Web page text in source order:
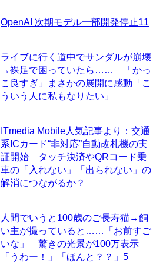
OpenAI 次期モデル一部開発停止11
ライブに行く道中でサンダルが崩壊
→裸足で困っていたら…… 「かっ
こ良すぎ」まさかの展開に感動「こ
ういう人に私もなりたい」
ITmedia Mobile人気記事より：交通
系ICカード“非対応”自動改札機の実
証開始 タッチ決済やQRコード乗
車の「入れない」「出られない」の
解消につながるか？
人間でいうと100歳のご長寿猫→飼
い主が撮っていると……「お前すご
いな」 驚きの光景が100万表示
「うわー！」「ほんと？？」 5